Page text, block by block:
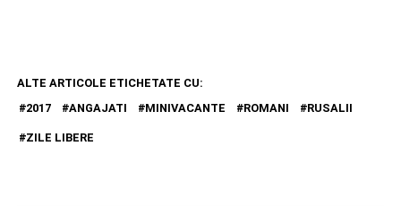
ALTE ARTICOLE ETICHETATE CU:
2017
ANGAJATI MINIVACANTE ROMANI RUSALII
ZILE LIBERE